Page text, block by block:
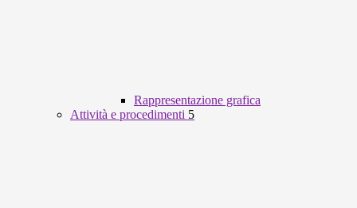
Rappresentazione grafica
Attività e procedimenti 5